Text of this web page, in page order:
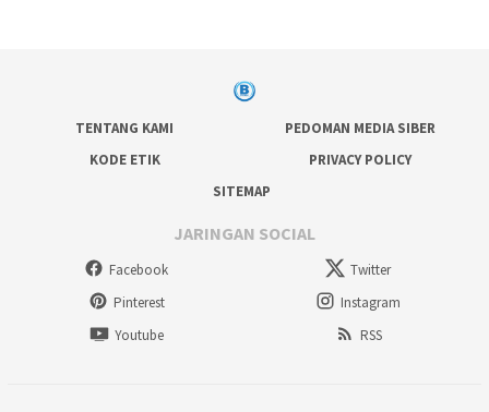
TENTANG KAMI
PEDOMAN MEDIA SIBER
KODE ETIK
PRIVACY POLICY
SITEMAP
JARINGAN SOCIAL
Facebook
Twitter
Pinterest
Instagram
Youtube
RSS